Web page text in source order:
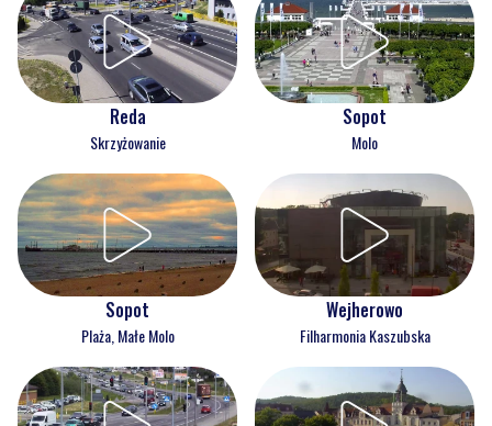
Reda
Skrzyżowanie
Sopot
Molo
Sopot
Plaża, Małe Molo
Wejherowo
Filharmonia Kaszubska